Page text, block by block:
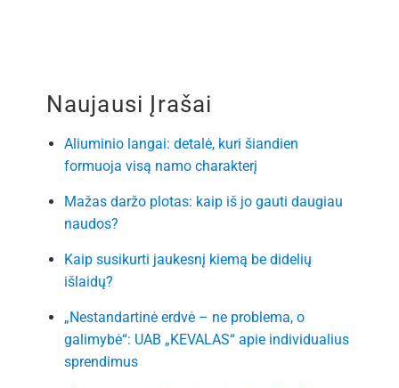
Naujausi Įrašai
Aliuminio langai: detalė, kuri šiandien
formuoja visą namo charakterį
Mažas daržo plotas: kaip iš jo gauti daugiau
naudos?
Kaip susikurti jaukesnį kiemą be didelių
išlaidų?
„Nestandartinė erdvė – ne problema, o
galimybė“: UAB „KEVALAS“ apie individualius
sprendimus